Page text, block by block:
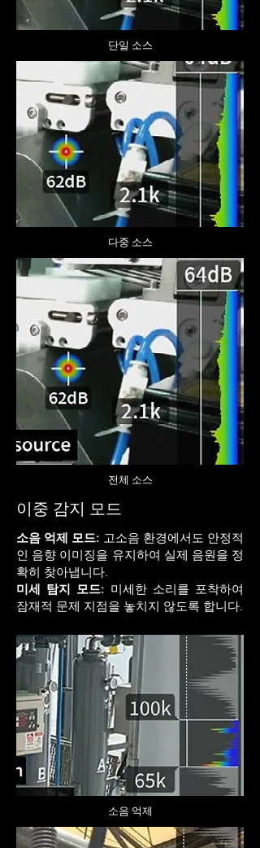
단일 소스
다중 소스
전체 소스
이중 감지 모드
소음 억제 모드: 고소음 환경에서도 안정적
인 음향 이미징을 유지하여 실제 음원을 정
확히 찾아냅니다.
미세 탐지 모드: 미세한 소리를 포착하여
잠재적 문제 지점을 놓치지 않도록 합니다.
소음 억제